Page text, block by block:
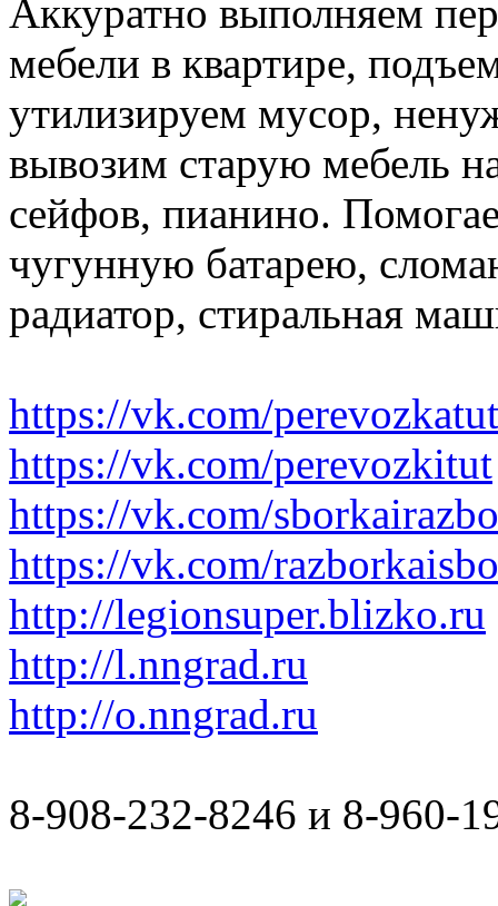
Аккуратно выполняем
мебели в квартире,
утилизируем мусор,
вывозим старую мебель
сейфов, пианино.
чугунную батарею,
радиатор, стиральная
https://vk.com/perevozkatut
https://vk.com/perevozkitut
https://vk.com/
https://vk.com/
http://legionsuper.blizko.ru
http://l.nngrad.ru
http://o.nngrad.ru
8-908-232-8246 и 8-960-